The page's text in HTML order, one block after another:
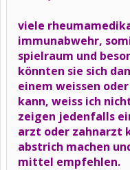
viele
immunabwehr,
spielraum und
könnten sie sich
einem weissen
kann, weiss ich
zeigen jedenfalls
arzt oder zahnarzt
abstrich machen
mittel empfehlen.